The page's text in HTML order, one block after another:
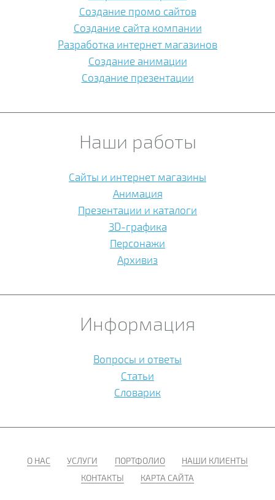
Создание промо сайтов
Создание сайта компании
Разработка интернет магазинов
Создание анимации
Создание презентации
Наши работы
Сайты и интернет магазины
Анимация
Презентации и каталоги
3D-графика
Персонажи
Архивиз
Информация
Вопросы и ответы
Статьи
Словарик
О НАС УСЛУГИ ПОРТФОЛИО
НАШИ КЛИЕНТЫ
КОНТАКТЫ
КАРТА САЙТА